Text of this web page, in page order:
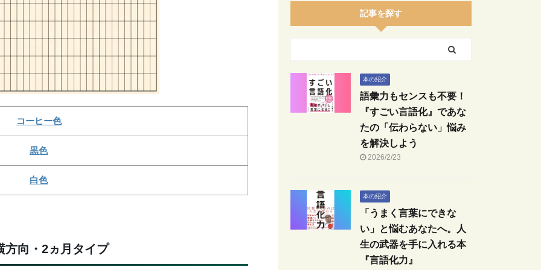
コーヒー色
黒色
白色
方向・2ヵ月タイプ
記事を探す
本の紹介
語彙力もセンスも不要！
『すごい言語化』であな
たの「伝わらない」悩み
を解決しよう
2026/2/23
本の紹介
「うまく言葉にできな
い」と悩むあなたへ。人
生の武器を手に入れる本
『言語化力』